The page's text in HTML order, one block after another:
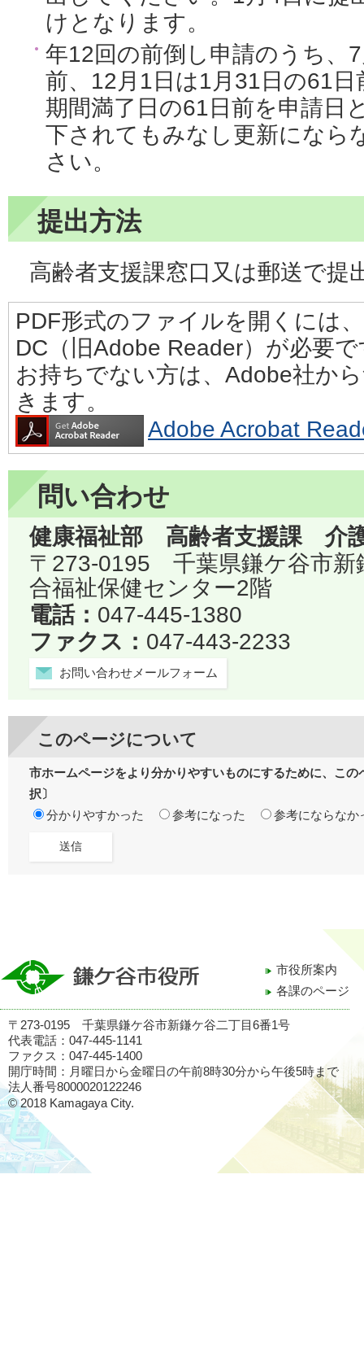
けとなります。
年12回の前倒し申請のうち、
前、12月1日は1月31日の61
期間満了日の61日前を申請日
下されてもみなし更新になら
さい。
提出方法
高齢者支援課窓口又は郵送で提
PDF形式のファイルを開くには
DC（旧Adobe Reader）が必要
お持ちでない方は、Adobe社か
きます。
Adobe Acrobat
問い合わせ
健康福祉部 高齢者支援課 介
〒273-0195 千葉県鎌ケ谷市
合福祉保健センター2階
電話： 047-445-1380
ファクス： 047-443-2233
お問い合わせメールフォーム
このページについて
市ホームページをより分かりやすいものにするために、こ
択〕
分かりやすかった
参考になった 参考にならなか
市役所案内
各課のページ
〒273-0195 千葉県鎌ケ谷市新鎌ケ谷二丁目6番1号
代表電話：047-445-1141
ファクス：047-445-1400
開庁時間：月曜日から金曜日の午前8時30分から午後5時まで
法人番号8000020122246
© 2018 Kamagaya City.